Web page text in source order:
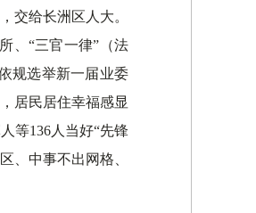
交给长洲区人大。
、“三官一律”（法
规选举新一届业委
居民居住幸福感显
等136人当好“先锋
、中事不出网格、